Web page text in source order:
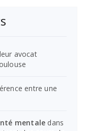
avocat
entre une
mentale dans